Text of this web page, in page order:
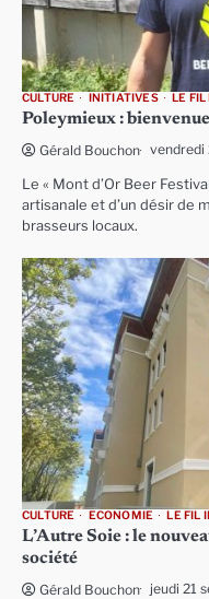
CULTURE INITIATIVES LE FIL
Poleymieux :
Gérald Bouchon vendredi
Le « Mont d’Or Beer
artisanale et d’un désir de
brasseurs locaux.
CULTURE ECONOMIE LE FIL
L’Autre Soie : le
société
Gérald Bouchon jeudi 21